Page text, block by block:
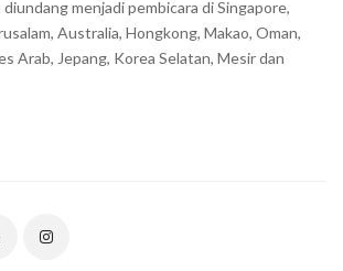
diundang menjadi pembicara di Singapore,
Australia, Hongkong, Makao, Oman,
Arab, Jepang, Korea Selatan, Mesir dan